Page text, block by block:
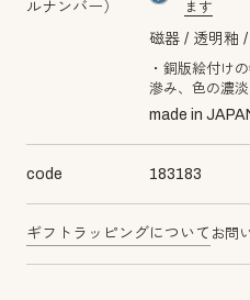
ルナンバー）
ます
磁器 透明釉
・銅版絵付け
滲み、色の濃淡
made in
code 183183
ギフトラッピングについて お問